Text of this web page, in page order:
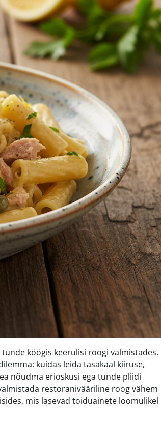
köögis keerulisi roogi valmistades.
kuidas leida tasakaal kiiruse,
nõudma erioskusi ega tunde pliidi
restoranivääriline roog vähem
mis lasevad toiduainete loomulikel